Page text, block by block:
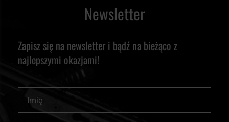
Newsletter
Zapisz się na newsletter i bądź na bieżąco z
najlepszymi okazjami!